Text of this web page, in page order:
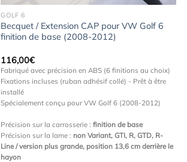
GOLF 6
Becquet / Extension CAP pour VW Golf 6
finition de base (2008-2012)
116,00€
Fabriqué avec précision en ABS (6 finitions au choix)
Fixations incluses (ruban adhésif collé) - Prêt à être
installé
Spécialement conçu pour VW Golf 6 (2008-2012)
Précision sur la carrosserie :finition de base
Précision sur la lame : non Variant, GTI, R, GTD, R-
Line / version plus grande, position 13,6 cm derrière le
hayon